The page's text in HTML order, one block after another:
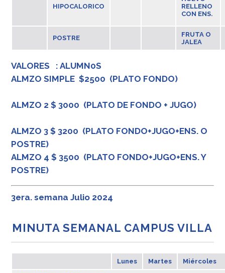
HIPOCALORICO
RELLENO
CON ENS.
POSTRE
FRUTA O
JALEA
VALORES : ALUMN0S
ALMZO SIMPLE $2500 (PLATO FONDO)
ALMZO 2 $ 3000 (PLATO DE FONDO + JUGO)
ALMZO 3 $ 3200 (PLATO FONDO+JUGO+ENS. O
POSTRE)
ALMZO 4 $ 3500 (PLATO FONDO+JUGO+ENS. Y
POSTRE)
3era. semana Julio 2024
MINUTA SEMANAL CAMPUS VILLA
Lunes Martes Miércoles